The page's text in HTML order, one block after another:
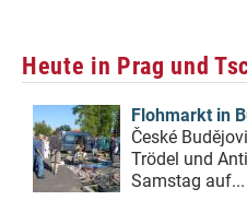
Heute in Prag und
Flohmarkt in
České
Trödel und
Samstag auf...